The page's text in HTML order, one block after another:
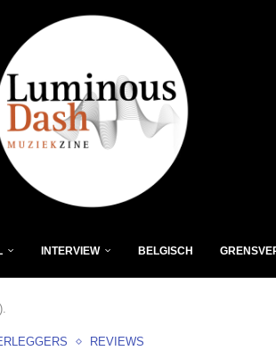
INTERVIEW BELGISCH
REVIEWS